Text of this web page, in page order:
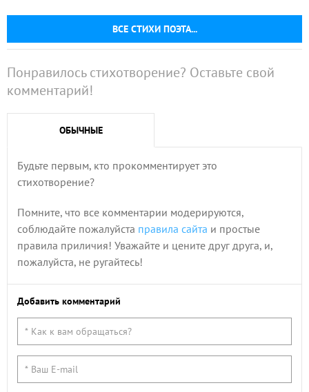
ВСЕ СТИХИ ПОЭТА...
Понравилось стихотворение? Оставьте свой
комментарий!
ОБЫЧНЫЕ
Будьте первым, кто прокомментирует это
стихотворение?
Помните, что все комментарии модерируются,
соблюдайте пожалуйста правила сайта и простые
правила приличия! Уважайте и цените друг друга, и,
пожалуйста, не ругайтесь!
Добавить комментарий